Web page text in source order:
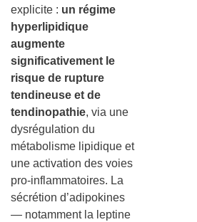
explicite : un régime
hyperlipidique
augmente
significativement le
risque de rupture
tendineuse et de
tendinopathie, via une
dysrégulation du
métabolisme lipidique et
une activation des voies
pro-inflammatoires. La
sécrétion d’adipokines
— notamment la leptine